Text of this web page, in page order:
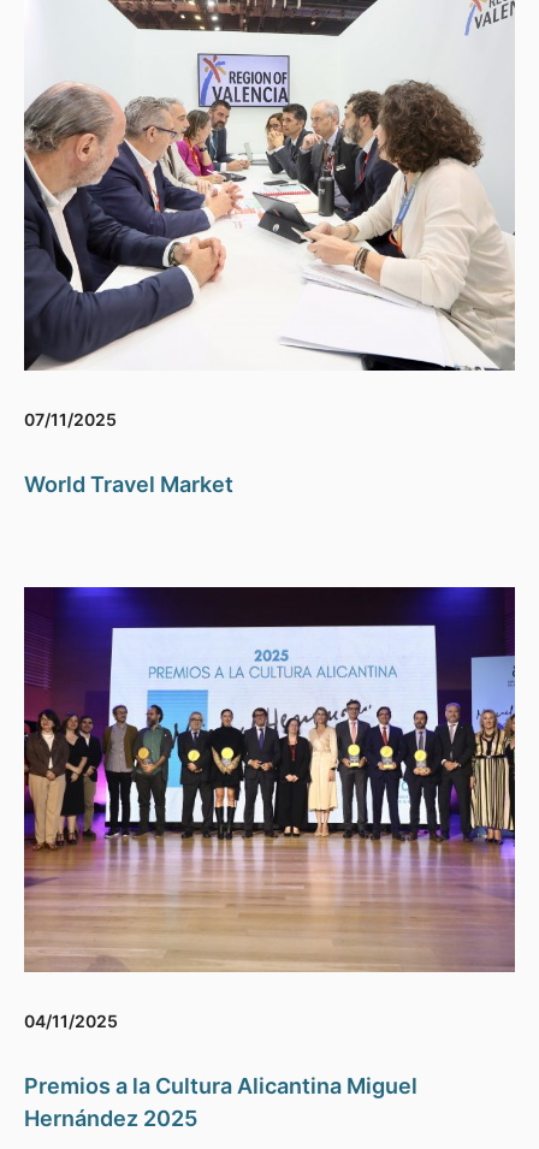
07/11/2025
World Travel Market
04/11/2025
Premios a la Cultura Alicantina Miguel
Hernández 2025